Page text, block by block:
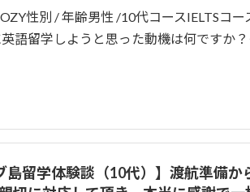
性別 / 年齢男性 /10代コースIELTSコ
語留学しようと思った動機は何ですか
島留学体験談（10代）】渡航準備